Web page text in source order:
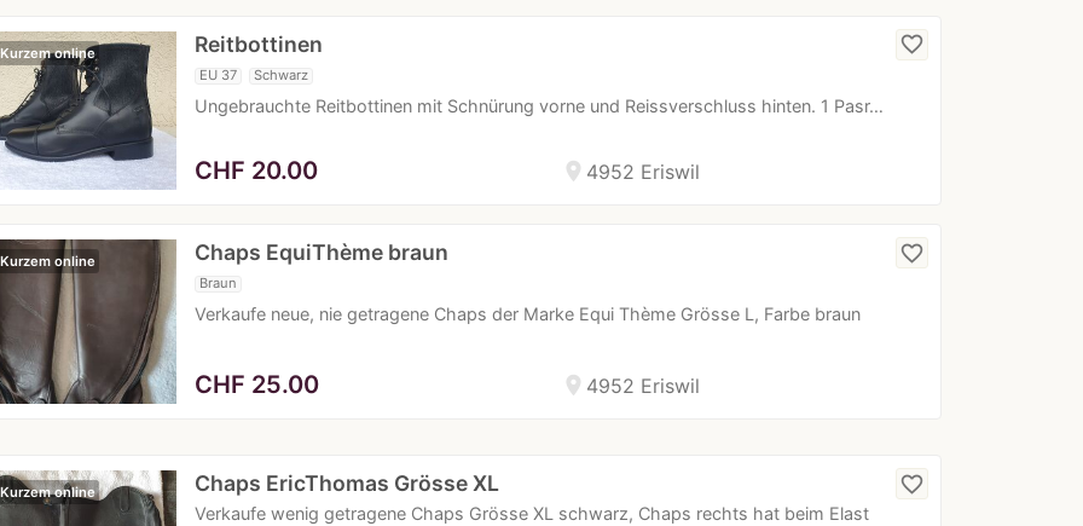
online Reitbottinen
EU 37 Schwarz
Ungebrauchte Reitbottinen mit Schnürung vorne und Reissverschluss hinten. 1 Pasr…
favorite_border
location_on 4952 Eriswil
CHF 20.00
online Chaps EquiThème braun
Braun
Verkaufe neue, nie getragene Chaps der Marke Equi Thème Grösse L, Farbe braun
favorite_border
location_on 4952 Eriswil
CHF 25.00
online Chaps EricThomas Grösse XL
Verkaufe wenig getragene Chaps Grösse XL schwarz, Chaps rechts hat beim Elast
favorite_border